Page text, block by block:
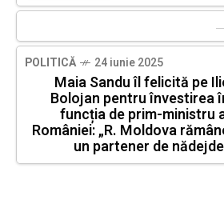
POLITICĂ 24 iunie 2025
Maia Sandu îl felicită pe
Bolojan pentru învestirea
funcția de prim-ministru
României: „R. Moldova
un partener de